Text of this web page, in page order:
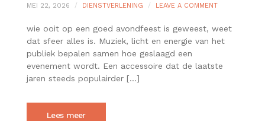
MEI 22, 2026 DIENSTVERLENING LEAVE A COMMENTON
MAKEN
EEN
HELEMAAL
wie ooit op een goed avondfeest is geweest, weet
dat sfeer alles is. Muziek, licht en energie van het
publiek bepalen samen hoe geslaagd een
evenement wordt. Een accessoire dat de laatste
jaren steeds populairder […]
Lees meer